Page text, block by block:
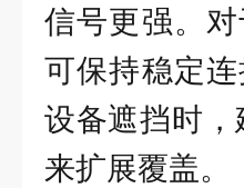
信号更强。
可保持稳定
设备遮挡时
来扩展覆盖。